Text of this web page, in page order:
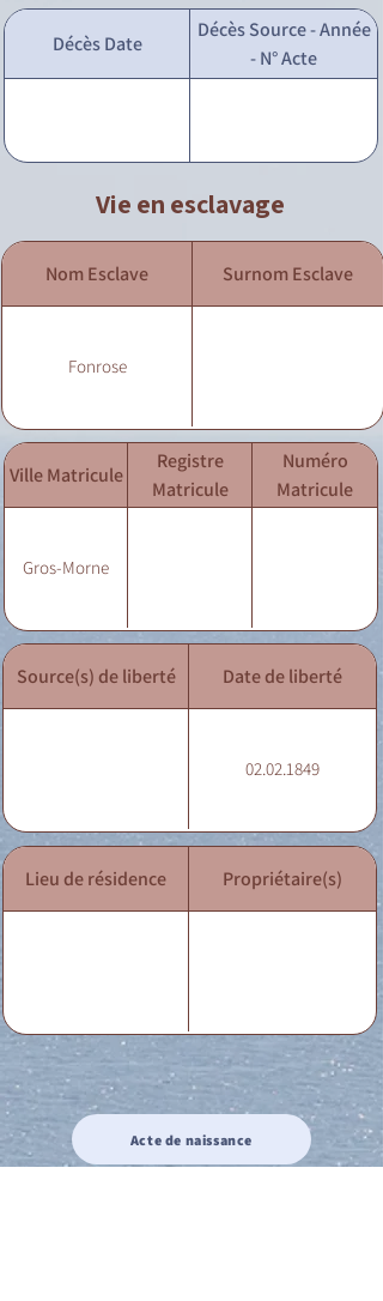
Décès Date
Décès Source - Année
- N° Acte
Vie en esclavage
Nom Esclave Surnom Esclave
Fonrose
Ville Matricule
Registre
Matricule
Numéro
Matricule
Gros-Morne
Source(s) de liberté Date de liberté
02.02.1849
Lieu de résidence Propriétaire(s)
Acte de naissance